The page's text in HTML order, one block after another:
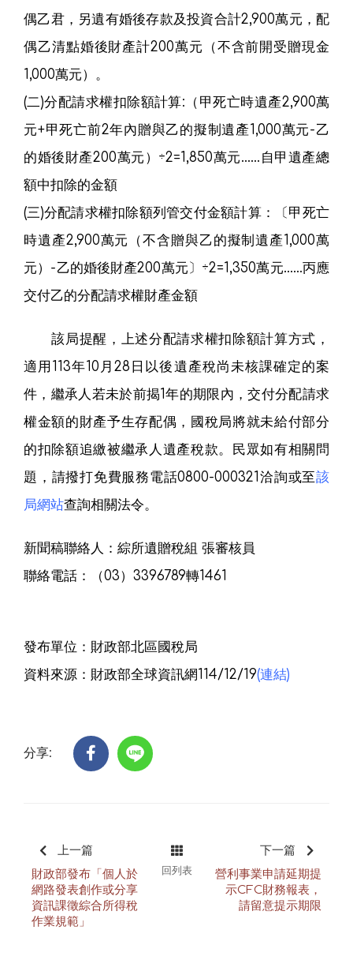
偶乙君，另遺有婚後存款及投資合計2,900萬元，配
偶乙清點婚後財產計200萬元（不含前開受贈現金
1,000萬元）。
(二)分配請求權扣除額計算:（甲死亡時遺產2,900萬
元+甲死亡前2年內贈與乙的擬制遺產1,000萬元-乙
的婚後財產200萬元）÷2=1,850萬元……自甲遺產總
額中扣除的金額
(三)分配請求權扣除額列管交付金額計算：〔甲死亡
時遺產2,900萬元（不含贈與乙的擬制遺產1,000萬
元）-乙的婚後財產200萬元〕÷2=1,350萬元……丙應
交付乙的分配請求權財產金額
該局提醒，上述分配請求權扣除額計算方式，
適用113年10月28日以後遺產稅尚未核課確定的案
件，繼承人若未於前揭1年的期限內，交付分配請求
權金額的財產予生存配偶，國稅局將就未給付部分
的扣除額追繳被繼承人遺產稅款。民眾如有相關問
題，請撥打免費服務電話0800-000321洽詢或至該
局網站查詢相關法令。
新聞稿聯絡人：綜所遺贈稅組 張審核員
聯絡電話：（03）3396789轉1461
發布單位：財政部北區國稅局
資料來源：財政部全球資訊網114/12/19(連結)
分享:
上一篇
財政部發布「個人於
網路發表創作或分享
資訊課徵綜合所得稅
作業規範」
回列表
下一篇
營利事業申請延期提
示CFC財務報表，
請留意提示期限